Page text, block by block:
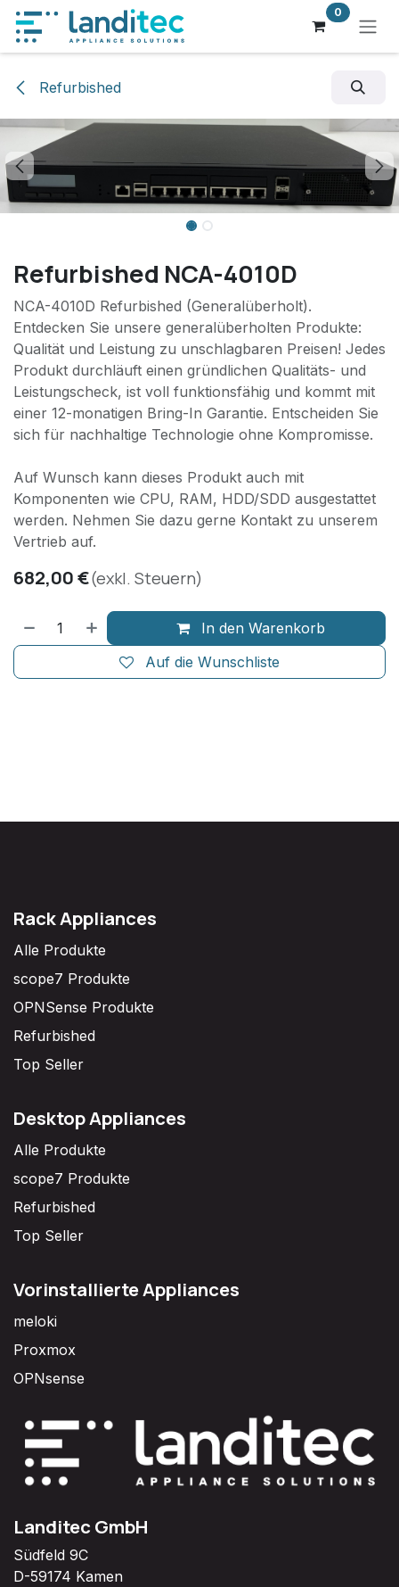
Zum Inhalt springen 0
Refurbished
Refurbished NCA-4010D
NCA-4010D Refurbished (Generalüberholt).
Entdecken Sie unsere generalüberholten Produkte:
Qualität und Leistung zu unschlagbaren Preisen! Jedes
Produkt durchläuft einen gründlichen Qualitäts- und
Leistungscheck, ist voll funktionsfähig und kommt mit
einer 12-monatigen Bring-In Garantie. Entscheiden Sie
sich für nachhaltige Technologie ohne Kompromisse.
Auf Wunsch kann dieses Produkt auch mit
Komponenten wie CPU, RAM, HDD/SDD ausgestattet
werden. Nehmen Sie dazu gerne Kontakt zu unserem
Vertrieb auf.
682,00€(exkl. Steuern)
In den Warenkorb
Auf die Wunschliste
Rack Appliances
Alle Produkte
scope7 Produkte
OPNSense Produkte
Refurbished
Top Seller
Desktop Appliances
Alle Produkte
scope7 Produkte
Refurbished
Top Seller
Vorinstallierte Appliances
meloki
Proxmox
OPNsense
Landitec GmbH
Südfeld 9C
D-59174 Kamen